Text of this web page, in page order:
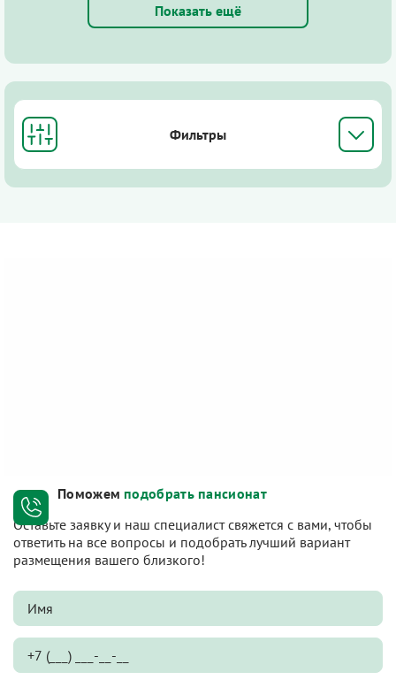
Показать ещё
Фильтры
Поможем подобрать пансионат
Оставьте заявку и наш специалист свяжется с вами, чтобы
ответить на все вопросы и подобрать лучший вариант
размещения вашего близкого!